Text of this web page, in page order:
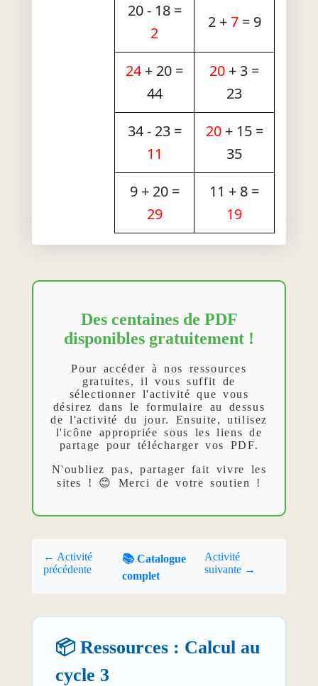
20 - 18 =
2
2 +7= 9
24 + 20 =
44
20 + 3 =
23
34 - 23 =
11
20+ 15 =
35
9 + 20 =
29
11 + 8 =
19
Des centaines de PDF
disponibles gratuitement !
Pour accéder à nos ressources
gratuites, il vous suffit de
sélectionner l'activité que vous
désirez dans le formulaire au dessus
de l'activité du jour. Ensuite, utilisez
l'icône appropriée sous les liens de
partage pour télécharger vos PDF.
N'oubliez pas, partager fait vivre les
sites ! 😊 Merci de votre soutien !
← Activité
précédente
📚 Catalogue
complet
Activité
suivante →
📦 Ressources : Calcul au
cycle 3